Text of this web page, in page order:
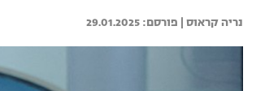
נריה קראוס | 29.01.2025